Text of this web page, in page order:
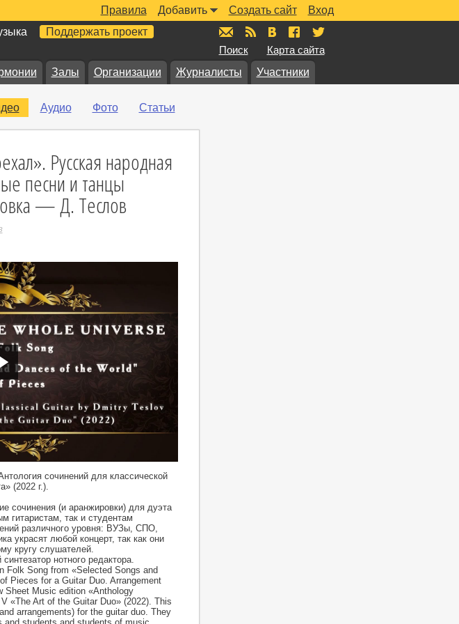
Вход
Создать сайт
Добавить
Правила
Поддержать проект
Поиск Карта сайта
Залы Организации Журналисты Участники
Аудио Фото Статьи
Русская народная
песни и танцы
— Д. Теслов
сочинений для классической
(2022 г.).
сочинения (и аранжировки) для дуэта
гитаристам, так и студентам
различного уровня: ВУЗы, СПО,
украсят любой концерт, так как они
кругу слушателей.
нотного редактора.
Folk Song from «Selected Songs and
Pieces for a Guitar Duo. Arrangement
Sheet Music edition «Anthology
«The Art of the Guitar Duo» (2022). This
arrangements) for the guitar duo. They